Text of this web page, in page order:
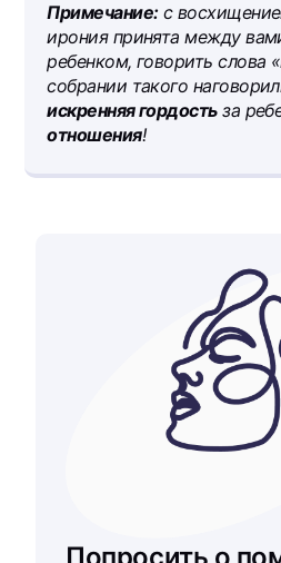
Примечание:с
ирония принята между
ребенком, говорить слова
собрании такого
искренняя гордостьза
отношения!